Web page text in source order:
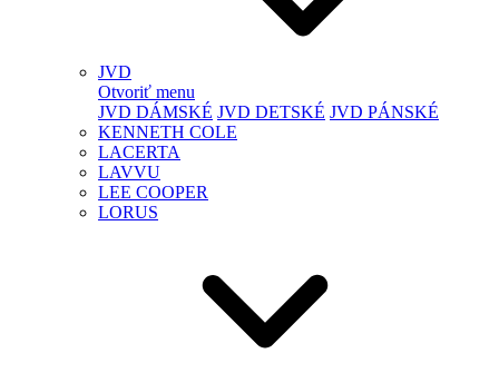
JVD
Otvoriť menu
JVD DÁMSKÉ JVD DETSKÉ JVD PÁNSKÉ
KENNETH COLE
LACERTA
LAVVU
LEE COOPER
LORUS